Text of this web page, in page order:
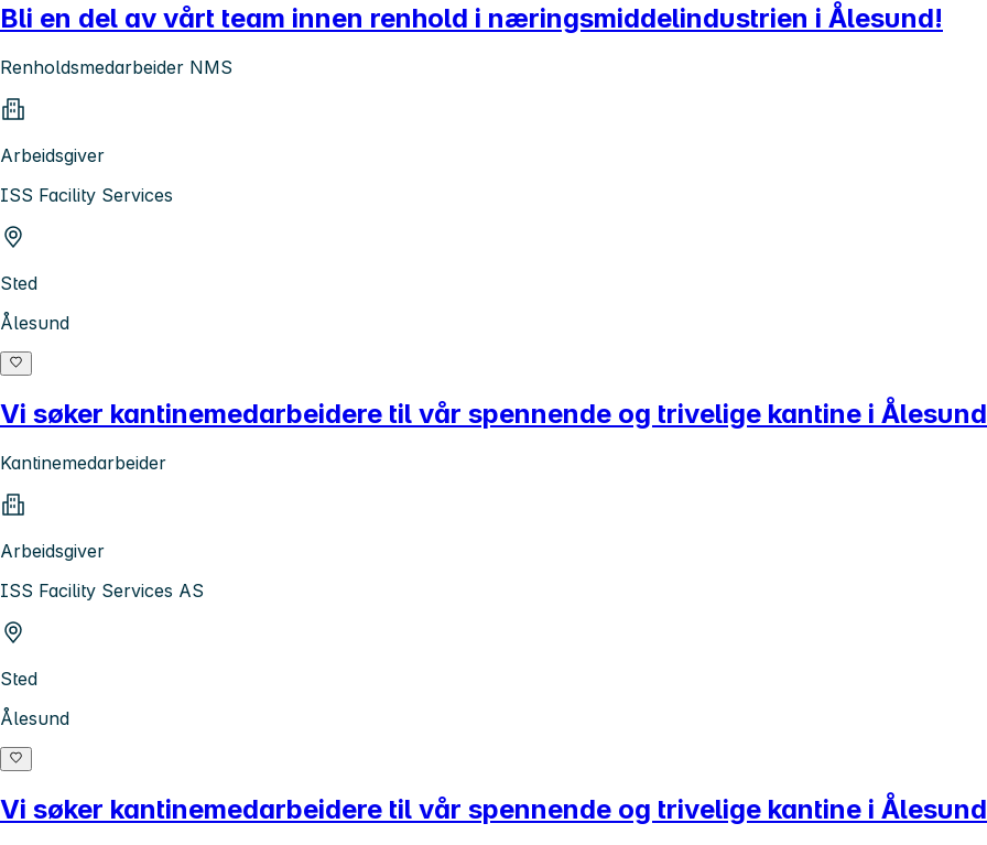
Bli en del av vårt team innen renhold i næringsmiddelindustrien i Ålesund!
Renholdsmedarbeider NMS
Arbeidsgiver
ISS Facility Services
Sted
Ålesund
Vi søker kantinemedarbeidere til vår spennende og trivelige kantine i
Kantinemedarbeider
Arbeidsgiver
ISS Facility Services AS
Sted
Ålesund
Vi søker kantinemedarbeidere til vår spennende og trivelige kantine i